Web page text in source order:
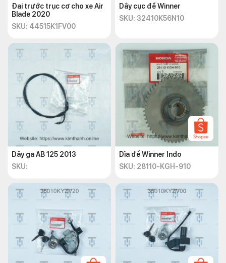
Thông tin liên hệ của Kim Thành:
Địa chỉ:
Số 72 – 74 Phạm Hữu Chí, P.12, Q.5, TP.HCM
Hotline: +842838547570
Email:chkimthanh72@gmail.com
Đai trước trục cơ cho xe Air
Blade 2020
SKU: 44515K1FV00
Dây cục đề Winner
SKU: 32410K56N10
Dây ga AB 125 2013
SKU:
Dĩa đề Winner Indo
SKU: 28110-KGH-910